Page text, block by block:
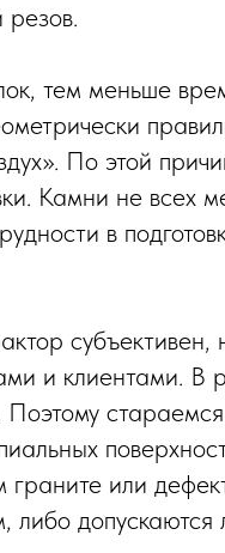
резов.
тем меньше
По этой
Камни не всех
в
и клиентами. В
Поэтому
или
либо